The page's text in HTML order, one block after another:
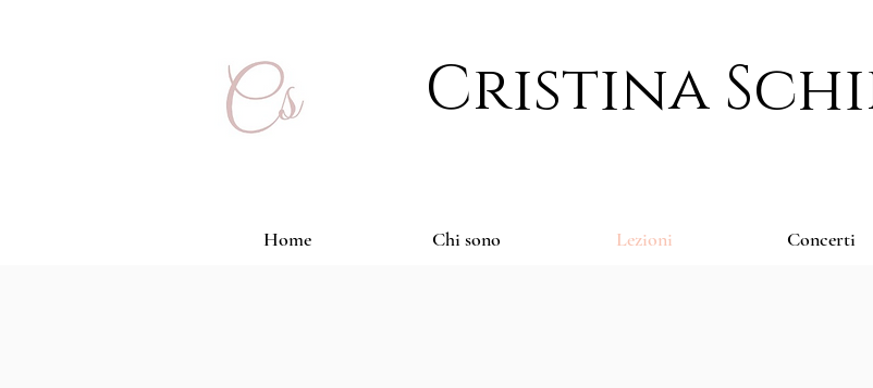
Cristina
Home Chi sono Lezioni Concerti